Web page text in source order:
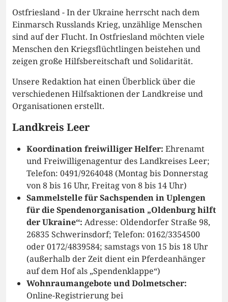
Ostfriesland - In der Ukraine herrscht nach dem
Einmarsch Russlands Krieg, unzählige Menschen
sind auf der Flucht. In Ostfriesland möchten viele
Menschen den Kriegsflüchtlingen beistehen und
zeigen große Hilfsbereitschaft und Solidarität.
Unsere Redaktion hat einen Überblick über die
verschiedenen Hilfsaktionen der Landkreise und
Organisationen erstellt.
Landkreis Leer
Koordination freiwilliger Helfer: Ehrenamt
und Freiwilligenagentur des Landkreises Leer;
Telefon: 0491/9264048 (Montag bis Donnerstag
von 8 bis 16 Uhr, Freitag von 8 bis 14 Uhr)
Sammelstelle für Sachspenden in Uplengen
für die Spendenorganisation „Oldenburg hilft
der Ukraine‘‘: Adresse: Oldendorfer Straße 98,
26835 Schwerinsdorf; Telefon: 0162/3354500
oder 0172/4839584; samstags von 15 bis 18 Uhr
(außerhalb der Zeit dient ein Pferdeanhänger
auf dem Hof als „Spendenklappe“)
Wohnraumangebote und Dolmetscher:
Online-Registrierung bei